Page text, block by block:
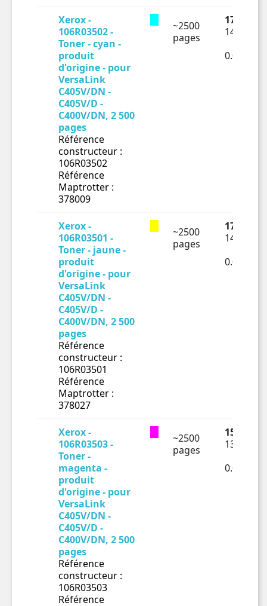
Xerox -
106R03502 -
Toner - cyan -
produit
d'origine - pour
VersaLink
C405V/DN -
C405V/D -
C400V/DN, 2 500
pages
Référence
constructeur :
106R03502
Référence
Maptrotter :
378009
~2500
pages
170.32 €
141.93 €
Xerox -
106R03501 -
Toner - jaune -
produit
d'origine - pour
VersaLink
C405V/DN -
C405V/D -
C400V/DN, 2 500
pages
Référence
constructeur :
106R03501
Référence
Maptrotter :
378027
~2500
pages
173.57 €
144.64 €
Xerox -
106R03503 -
Toner -
magenta -
produit
d'origine - pour
VersaLink
C405V/DN -
C405V/D -
C400V/DN, 2 500
pages
Référence
constructeur :
106R03503
Référence
~2500
pages
159.28 €
132.73 €